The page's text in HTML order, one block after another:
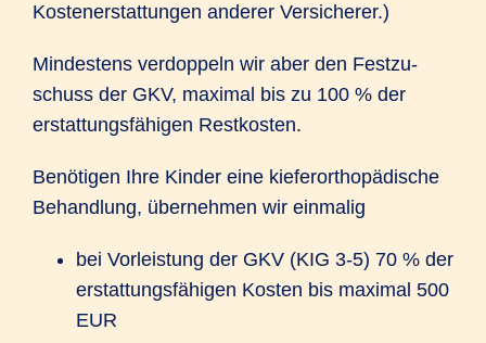
Kostenerstattungen anderer Versicherer.)
Mindestens verdoppeln wir aber den Festzu­
schuss der GKV, maximal bis zu 100 % der
erstattungs­fähigen Rest­kosten.
Benötigen Ihre Kinder eine kiefer­orthopädische
Behandlung, übernehmen wir einmalig
bei Vorleistung der GKV (KIG 3-5) 70 % der
erstattungs­fähigen Kosten bis maximal 500
EUR